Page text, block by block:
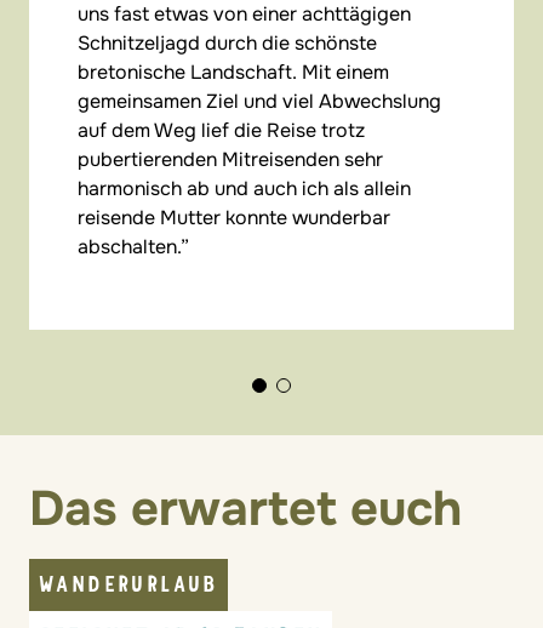
uns fast etwas von einer achttägigen
Schnitzeljagd durch die schönste
bretonische Landschaft. Mit einem
gemeinsamen Ziel und viel Abwechslung
auf dem Weg lief die Reise trotz
pubertierenden Mitreisenden sehr
harmonisch ab und auch ich als allein
reisende Mutter konnte wunderbar
abschalten.
Das erwartet euch
WANDERURLAUB